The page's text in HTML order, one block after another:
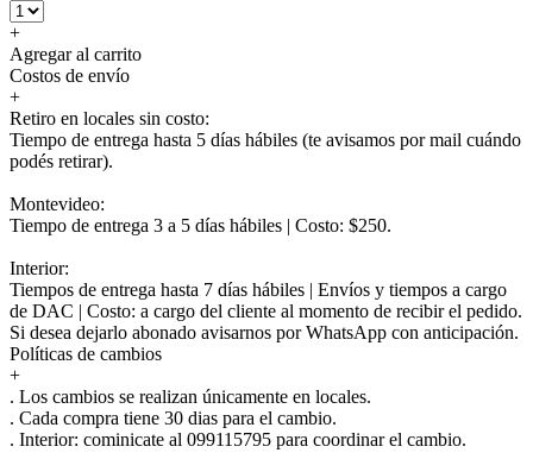
+
Agregar al carrito
Costos de envío
+
Retiro en locales sin costo:
Tiempo de entrega hasta 5 días hábiles (te avisamos por mail cuándo
podés retirar).
Montevideo:
Tiempo de entrega 3 a 5 días hábiles | Costo: $250.
Interior:
Tiempos de entrega hasta 7 días hábiles | Envíos y tiempos a cargo
de DAC | Costo: a cargo del cliente al momento de recibir el pedido.
Si desea dejarlo abonado avisarnos por WhatsApp con anticipación.
Políticas de cambios
+
. Los cambios se realizan únicamente en locales.
. Cada compra tiene 30 dias para el cambio.
. Interior: cominicate al 099115795 para coordinar el cambio.